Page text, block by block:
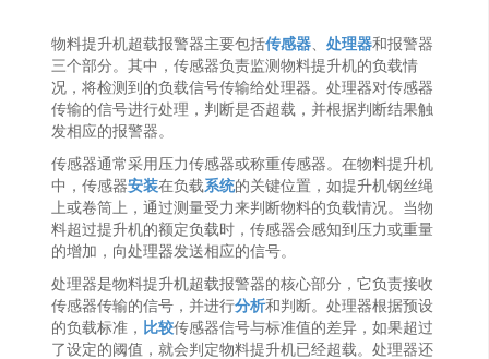
物料提升机超载报警器主要包括传感器 、处理器和报警器
三个部分。其中，传感器负责监测物料提升机的负载情
况，将检测到的负载信号传输给处理器。处理器对传感器
传输的信号进行处理，判断是否超载，并根据判断结果触
发相应的报警器。
传感器通常采用压力传感器或称重传感器。在物料提升机
中，传感器安装在负载系统的关键位置，如提升机钢丝绳
上或卷筒上，通过测量受力来判断物料的负载情况。当物
料超过提升机的额定负载时，传感器会感知到压力或重量
的增加，向处理器发送相应的信号。
处理器是物料提升机超载报警器的核心部分，它负责接收
传感器传输的信号，并进行分析和判断。处理器根据预设
的负载标准， 比较传感器信号与标准值的差异，如果超过
了设定的阈值，就会判定物料提升机已经超载。处理器还